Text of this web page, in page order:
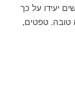
יעידו על כך
טובה. טפטים,